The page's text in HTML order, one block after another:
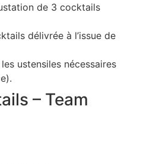
de 3 cocktails
délivrée à l’issue de
ustensiles nécessaires
– Team